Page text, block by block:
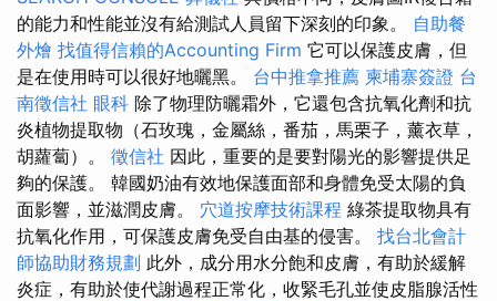
的能力和性能並沒有給測試人員留下深刻的印象。 自助餐
外燴 找值得信賴的Accounting Firm 它可以保護皮膚，但
是在使用時可以很好地曬黑。 台中推拿推薦 柬埔寨簽證 台
南徵信社 眼科 除了物理防曬霜外，它還包含抗氧化劑和抗
炎植物提取物（石玫瑰，金屬絲，番茄，馬栗子，薰衣草，
胡蘿蔔）。 徵信社 因此，重要的是要對陽光的影響提供足
夠的保護。 韓國奶油有效地保護面部和身體免受太陽的負
面影響，並滋潤皮膚。 穴道按摩技術課程 綠茶提取物具有
抗氧化作用，可保護皮膚免受自由基的侵害。 找台北會計
師協助財務規劃 此外，成分用水分飽和皮膚，有助於緩解
炎症，有助於使代謝過程正常化，收緊毛孔並使皮脂腺活性